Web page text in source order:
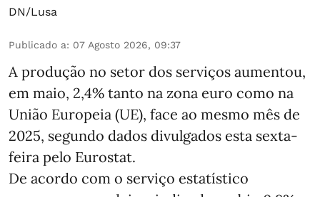
DN/Lusa
Publicado a: 07 Agosto 2026, 09:37
A produção no setor dos serviços aumentou,
em maio, 2,4% tanto na zona euro como na
União Europeia (UE), face ao mesmo mês de
2025, segundo dados divulgados esta sexta-
feira pelo Eurostat.
De acordo com o serviço estatístico